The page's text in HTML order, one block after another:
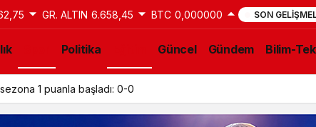
GR. ALTIN 6.658,45 BTC 0,000000 SON
Politika Güncel Gündem Bilim-
1 puanla başladı: 0-0